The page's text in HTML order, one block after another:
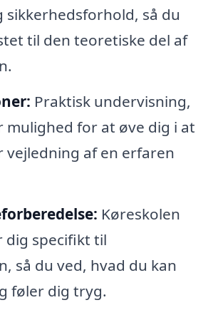
sikkerhedsforhold, så du
til den teoretiske del af
Praktisk undervisning,
mulighed for at øve dig i at
vejledning af en erfaren
Køreskolen
specifikt til
så du ved, hvad du kan
føler dig tryg.